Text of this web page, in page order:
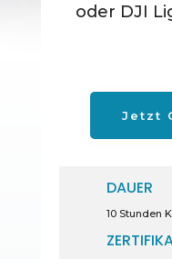
oder DJI
Jetzt
DAUER
10 Stunden